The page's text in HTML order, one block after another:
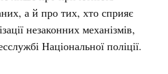
а й про тих, хто сприяє
незаконних механізмів,
Національної поліції.